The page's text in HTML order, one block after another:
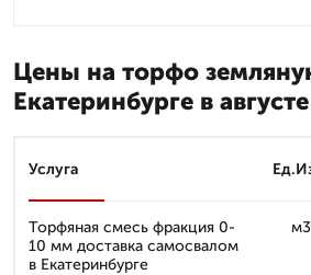
Цены на торфо
Екатеринбурге в
Услуга
Торфяная смесь фракция 0-
10 мм доставка самосвалом
в Екатеринбурге
м3